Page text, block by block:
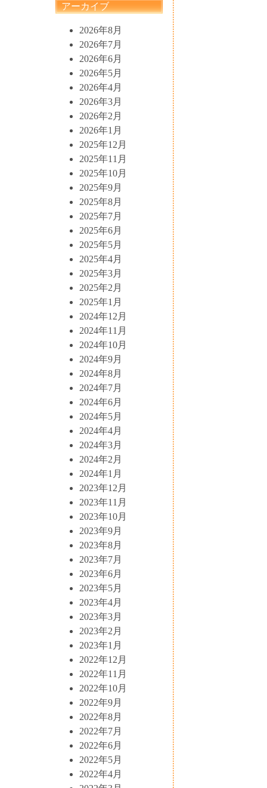
アーカイブ
2026年8月
2026年7月
2026年6月
2026年5月
2026年4月
2026年3月
2026年2月
2026年1月
2025年12月
2025年11月
2025年10月
2025年9月
2025年8月
2025年7月
2025年6月
2025年5月
2025年4月
2025年3月
2025年2月
2025年1月
2024年12月
2024年11月
2024年10月
2024年9月
2024年8月
2024年7月
2024年6月
2024年5月
2024年4月
2024年3月
2024年2月
2024年1月
2023年12月
2023年11月
2023年10月
2023年9月
2023年8月
2023年7月
2023年6月
2023年5月
2023年4月
2023年3月
2023年2月
2023年1月
2022年12月
2022年11月
2022年10月
2022年9月
2022年8月
2022年7月
2022年6月
2022年5月
2022年4月